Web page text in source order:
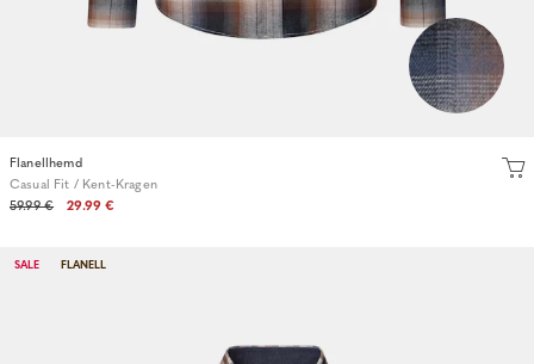
Flanellhemd
Casual Fit / Kent-Kragen
59.99 €
29.99 €
SALE FLANELL